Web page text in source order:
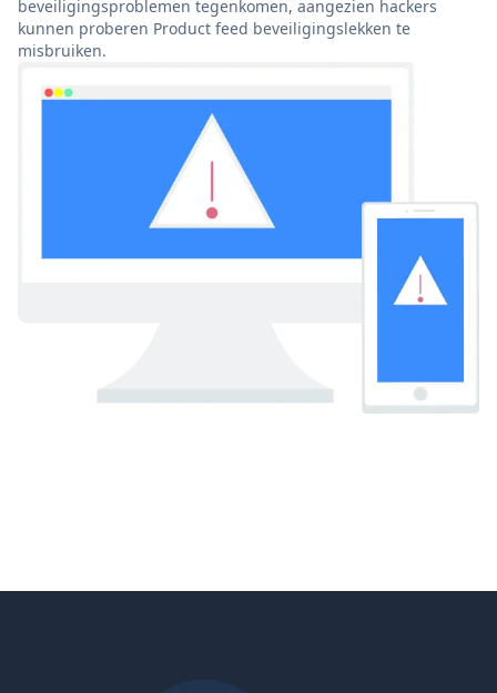
beveiligingsproblemen tegenkomen, aangezien hackers
kunnen proberen Product feed beveiligingslekken te
misbruiken.